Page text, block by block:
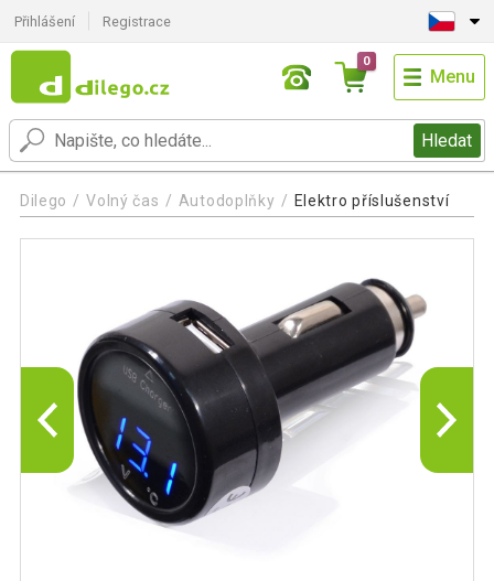
Přihlášení Registrace
Hledat
0
Menu
Dilego Volný čas Autodoplňky Elektro příslušenství